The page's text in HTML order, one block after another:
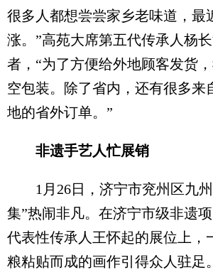
很多人都想尝尝家乡老味道，最
涨。”高苑大席第五代传承人杨
者，“为了方便给外地顾客发货
空包装。除了省内，还有很多来
地的省外订单。”
非遗手艺人忙展销
1月26日，济宁市兖州区九州
集”热闹非凡。在济宁市级非遗
代表性传承人王怀起的展位上，
粮粘贴而成的画作引得众人驻足